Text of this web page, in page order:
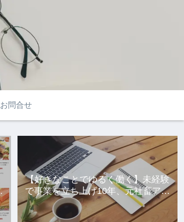
お問合せ
【好きなことでゆるく働く】未経験
で事業を立ち上げ10年、元社畜アラ
サー女の話。